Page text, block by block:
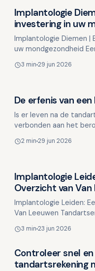
Overig nieuws
Implantologie
investering in uw
Implantologie Diemen |
uw mondgezondheid
hebben op …
3 min 29 jun 2026
De erfenis van
Is er leven na de
verbonden aan het
rouwad…
2 min 29 jun 2026
Overig nieuws
Implantologie
Overzicht van
Implantologie Leiden:
Van Leeuwen
invloed heb…
3 min 23 jun 2026
Overig nieuws
Controleer snel
tandartsrekening